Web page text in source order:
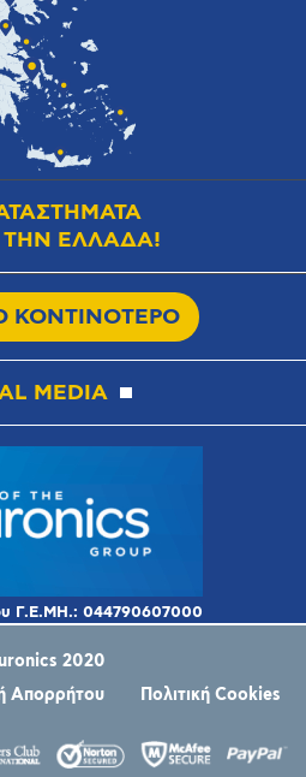
ΕΛΛΑΔΑ!
ΚΟΝΤΙΝΟΤΕΡΟ
MEDIA
2020
Απορρήτου Πολιτική Cookies